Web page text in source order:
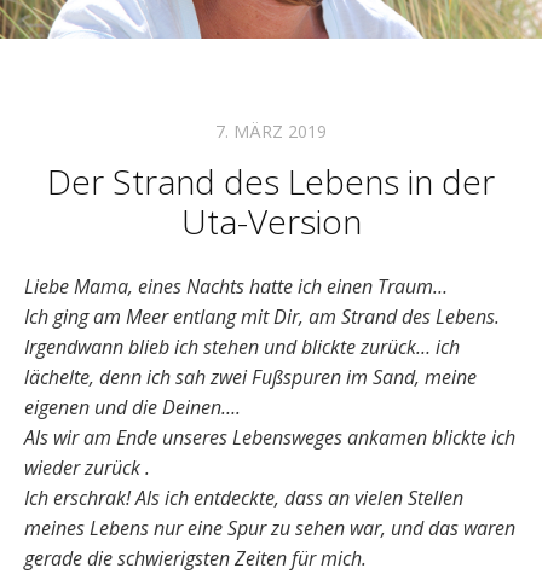
7. MÄRZ 2019
Der Strand des Lebens in der
Uta-Version
Liebe Mama, eines Nachts hatte ich einen Traum…
Ich ging am Meer entlang mit Dir, am Strand des Lebens.
Irgendwann blieb ich stehen und blickte zurück… ich
lächelte, denn ich sah zwei Fußspuren im Sand, meine
eigenen und die Deinen….
Als wir am Ende unseres Lebensweges ankamen blickte ich
wieder zurück .
Ich erschrak! Als ich entdeckte, dass an vielen Stellen
meines Lebens nur eine Spur zu sehen war, und das waren
gerade die schwierigsten Zeiten für mich.